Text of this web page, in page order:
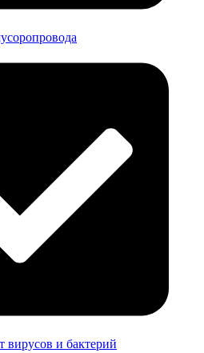
вирусов и бактерий